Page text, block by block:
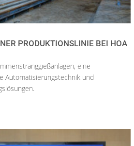
PRODUKTIONSLINIE BEI HOA
eine
Automatisierungstechnik und